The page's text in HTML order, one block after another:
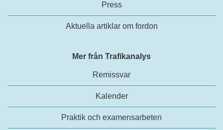
Press
Aktuella artiklar om fordon
Mer från Trafikanalys
Remissvar
Kalender
Praktik och examensarbeten